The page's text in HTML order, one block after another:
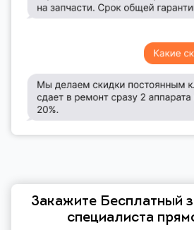
Закажите Бесплатный
специалиста